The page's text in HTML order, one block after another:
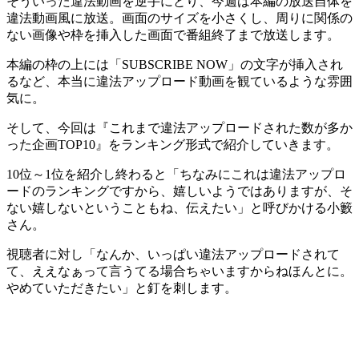
違法動画風に放送。画面のサイズを小さくし、周りに関係の
ない画像や枠を挿入した画面で番組終了まで放送します。
本編の枠の上には「SUBSCRIBE NOW」の文字が挿入され
るなど、本当に違法アップロード動画を観ているような雰囲
気に。
そして、今回は『これまで違法アップロードされた数が多か
った企画TOP10』をランキング形式で紹介していきます。
10位～1位を紹介し終わると「ちなみにこれは違法アップロ
ードのランキングですから、嬉しいようではありますが、そ
ない嬉しないということもね、伝えたい」と呼びかける小籔
さん。
視聴者に対し「なんか、いっぱい違法アップロードされて
て、ええなぁって言うてる場合ちゃいますからねほんとに。
やめていただきたい」と釘を刺します。